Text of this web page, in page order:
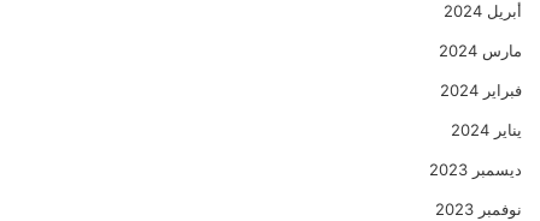
أبريل 2024
مارس 2024
فبراير 2024
يناير 2024
ديسمبر 2023
نوفمبر 2023